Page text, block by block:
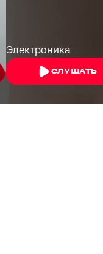
Электроника
СЛУШАТЬ